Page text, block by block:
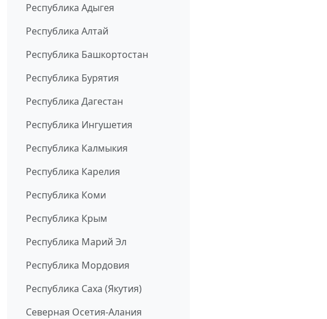
Республика Адыгея
Республика Алтай
Республика Башкортостан
Республика Бурятия
Республика Дагестан
Республика Ингушетия
Республика Калмыкия
Республика Карелия
Республика Коми
Республика Крым
Республика Марий Эл
Республика Мордовия
Республика Саха (Якутия)
Северная Осетия-Алания